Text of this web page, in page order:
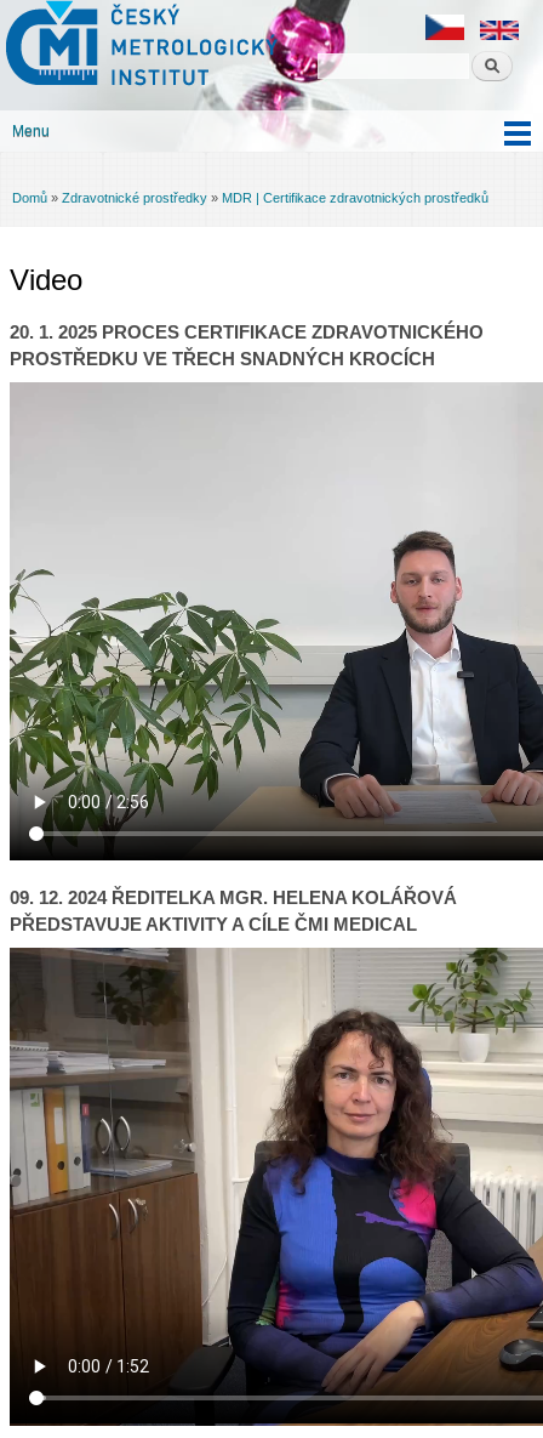
obsahu
Český
metrologický
institut
Menu
Jste zde
Domů » Zdravotnické prostředky » MDR | Certifikace zdravotnických prostředků
Video
20. 1. 2025 PROCES CERTIFIKACE ZDRAVOTNICKÉHO
PROSTŘEDKU VE TŘECH SNADNÝCH KROCÍCH
09. 12. 2024 ŘEDITELKA MGR. HELENA KOLÁŘOVÁ
PŘEDSTAVUJE AKTIVITY A CÍLE ČMI MEDICAL